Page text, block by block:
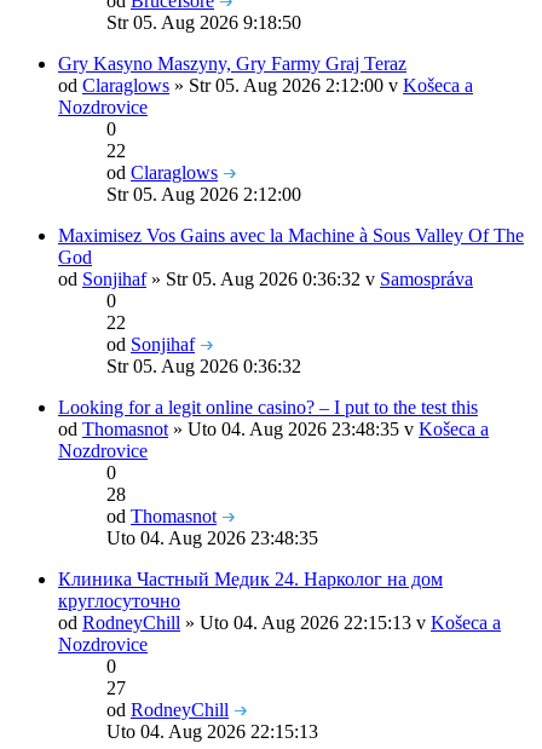
Str 05. Aug 2026 9:18:50
Gry Kasyno Maszyny, Gry Farmy Graj Teraz
od Claraglows » Str 05. Aug 2026 2:12:00 v Košeca a
Nozdrovice
0
22
od Claraglows
Str 05. Aug 2026 2:12:00
Maximisez Vos Gains avec la Machine à Sous Valley Of The
God
od Sonjihaf» Str 05. Aug 2026 0:36:32 v Samospráva
0
22
od Sonjihaf
Str 05. Aug 2026 0:36:32
Looking for a legit online casino? – I put to the test this
od Thomasnot » Uto 04. Aug 2026 23:48:35 v Košeca a
Nozdrovice
0
28
od Thomasnot
Uto 04. Aug 2026 23:48:35
Клиника Частный Медик 24. Нарколог на дом
круглосуточно
od RodneyChill » Uto 04. Aug 2026 22:15:13 v Košeca a
Nozdrovice
0
27
od RodneyChill
Uto 04. Aug 2026 22:15:13